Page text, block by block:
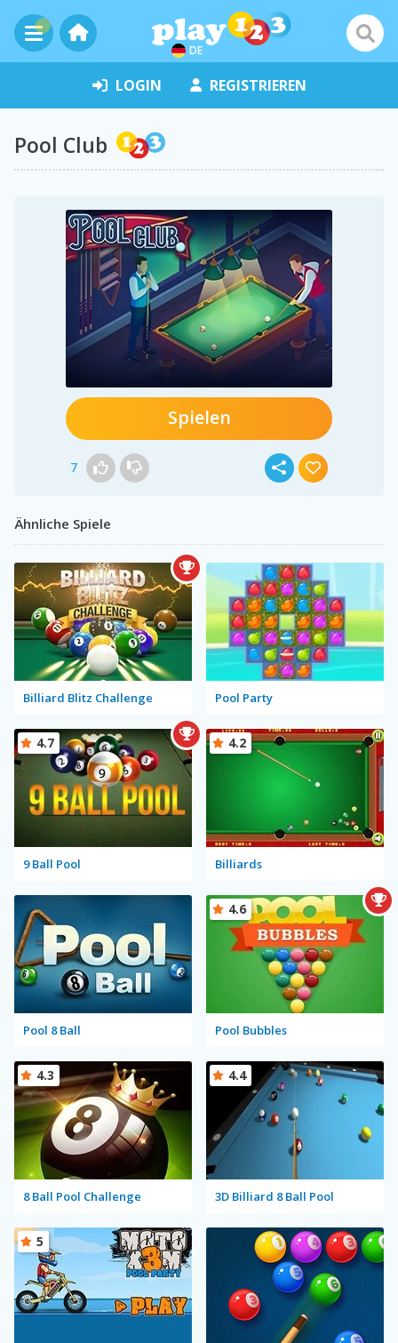
DE
LOGIN REGISTRIEREN
Pool Club
Spielen
7
Ähnliche Spiele
Billiard Blitz Challenge Pool Party
9 Ball Pool
4.7
Billiards
4.2
Pool 8 Ball Pool Bubbles
4.6
8 Ball Pool Challenge
4.3
3D Billiard 8 Ball Pool
4.4
5